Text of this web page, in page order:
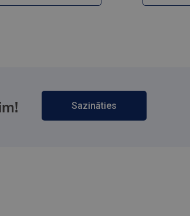
Sazināties